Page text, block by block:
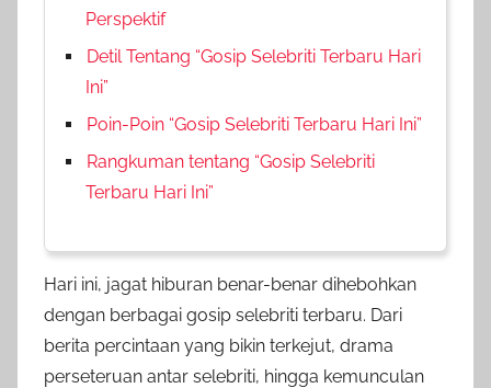
Perspektif
Detil Tentang “Gosip Selebriti Terbaru Hari
Ini”
Poin-Poin “Gosip Selebriti Terbaru Hari Ini”
Rangkuman tentang “Gosip Selebriti
Terbaru Hari Ini”
Hari ini, jagat hiburan benar-benar dihebohkan
dengan berbagai gosip selebriti terbaru. Dari
berita percintaan yang bikin terkejut, drama
perseteruan antar selebriti, hingga kemunculan